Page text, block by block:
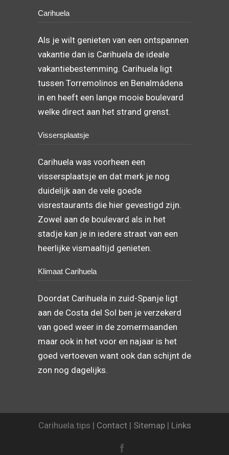
Carihuela
Als je wilt genieten van een ontspannen
vakantie dan is Carihuela de ideale
vakantiebestemming. Carihuela ligt
tussen Torremolinos en Benalmádena
in en heeft een lange mooie boulevard
welke direct aan het strand grenst.
Vissersplaatsje
Carihuela was voorheen een
vissersplaatsje en dat merk je nog
duidelijk aan de vele goede
visrestaurants die hier gevestigd zijn.
Zowel aan de boulevard als in het
stadje kan je in iedere straat van een
heerlijke vismaaltijd genieten.
Klimaat Carihuela
Doordat Carihuela in zuid-Spanje ligt
aan de Costa del Sol ben je verzekerd
van goed weer in de zomermaanden
maar ook in het voor en najaar is het
goed vertoeven want ook dan schijnt de
zon nog dagelijks.
Carihuela.tips | Contact | Sitemap| Links